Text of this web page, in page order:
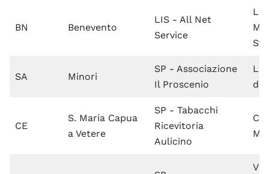
BN Benevento
LIS - All Net
Service
SA Minori
SP - Associazione
Il Proscenio
CE
S. Maria Capua
a Vetere
SP - Tabacchi
Ricevitoria
Aulicino
Via